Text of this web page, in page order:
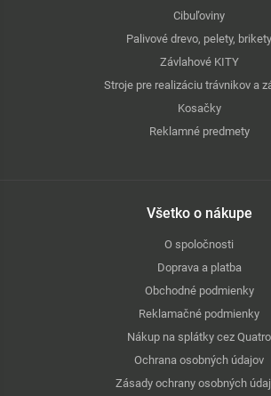
Cibuľoviny
Palivové drevo, pelety, brikety
Závlahové KITY
Stroje pre realizáciu trávnikov a
Kosačky
Reklamné predmety
Všetko o nákupe
O spoločnosti
Doprava a platba
Obchodné podmienky
Reklamačné podmienky
Nákup na splátky cez Quatro
Ochrana osobných údajov
Zásady ochrany osobných